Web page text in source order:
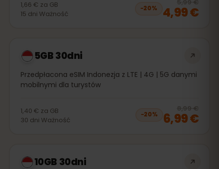
1,66 € za GB
15 dni Ważność
−20%
5,99 €
4,99 €
5GB 30dni
Przedpłacona eSIM Indonezja z LTE | 4G | 5G danymi
mobilnymi dla turystów
1,40 € za GB
30 dni Ważność
−20%
8,99 €
6,99 €
10GB 30dni